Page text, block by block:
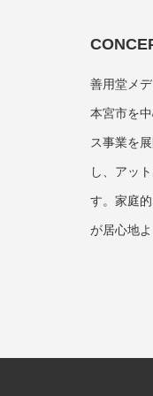
善用堂メ
本宮市を
ス事業を
し、アッ
す。家庭
が居心地